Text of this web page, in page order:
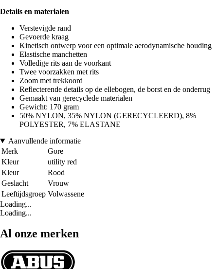
Details en materialen
Verstevigde rand
Gevoerde kraag
Kinetisch ontwerp voor een optimale aerodynamische houding
Elastische manchetten
Volledige rits aan de voorkant
Twee voorzakken met rits
Zoom met trekkoord
Reflecterende details op de ellebogen, de borst en de onderrug
Gemaakt van gerecyclede materialen
Gewicht: 170 gram
50% NYLON, 35% NYLON (GERECYCLEERD), 8%
POLYESTER, 7% ELASTANE
Aanvullende informatie
Merk
Gore
Kleur
utility red
Kleur
Rood
Geslacht
Vrouw
Leeftijdsgroep Volwassene
Loading...
Loading...
Al onze merken